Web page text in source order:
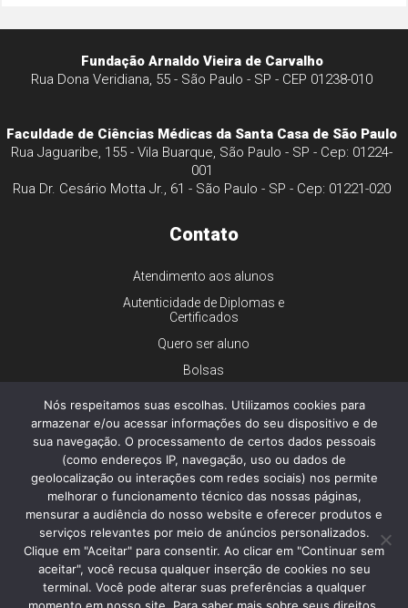
Fundação Arnaldo Vieira de Carvalho
Rua Dona Veridiana, 55 - São Paulo - SP - CEP 01238-010
Faculdade de Ciências Médicas da Santa Casa de São Paulo
Rua Jaguaribe, 155 - Vila Buarque, São Paulo - SP - Cep: 01224-
001
Rua Dr. Cesário Motta Jr., 61 - São Paulo - SP - Cep: 01221-020
Contato
Atendimento aos alunos
Autenticidade de Diplomas e
Certificados
Quero ser aluno
Bolsas
Financiamento
Trabalhe conosco
Imprensa
Ouvidoria
Dúvidas gerais
© 2026 - Faculdade de Ciências Médicas da Santa Casa de São
Paulo - Todos os direitos reservados.
Política de Privacidade e Cookies
Nós respeitamos suas escolhas. Utilizamos cookies para
armazenar e/ou acessar informações do seu dispositivo e de
sua navegação. O processamento de certos dados pessoais
(como endereços IP, navegação, uso ou dados de
geolocalização ou interações com redes sociais) nos permite
melhorar o funcionamento técnico das nossas páginas,
mensurar a audiência do nosso website e oferecer produtos e
serviços relevantes por meio de anúncios personalizados.
Clique em "Aceitar" para consentir. Ao clicar em "Continuar sem
aceitar", você recusa qualquer inserção de cookies no seu
terminal. Você pode alterar suas preferências a qualquer